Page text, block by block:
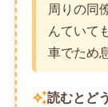
周りの同
んていて
車でため
auto_awesome読むとど